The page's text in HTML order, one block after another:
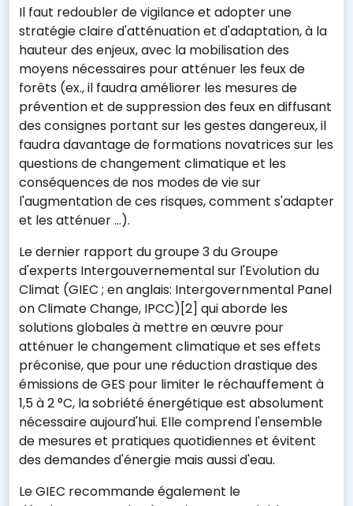
Il faut redoubler de vigilance et adopter une
stratégie claire d'atténuation et d'adaptation, à la
hauteur des enjeux, avec la mobilisation des
moyens nécessaires pour atténuer les feux de
forêts (ex., il faudra améliorer les mesures de
prévention et de suppression des feux en diffusant
des consignes portant sur les gestes dangereux, il
faudra davantage de formations novatrices sur les
questions de changement climatique et les
conséquences de nos modes de vie sur
l'augmentation de ces risques, comment s'adapter
et les atténuer …).
Le dernier rapport du groupe 3 du Groupe
d'experts Intergouvernemental sur l'Evolution du
Climat (GIEC ; en anglais: Intergovernmental Panel
on Climate Change, IPCC)[2] qui aborde les
solutions globales à mettre en œuvre pour
atténuer le changement climatique et ses effets
préconise, que pour une réduction drastique des
émissions de GES pour limiter le réchauffement à
1,5 à 2 °C, la sobriété énergétique est absolument
nécessaire aujourd'hui. Elle comprend l'ensemble
de mesures et pratiques quotidiennes et évitent
des demandes d'énergie mais aussi d'eau.
Le GIEC recommande également le